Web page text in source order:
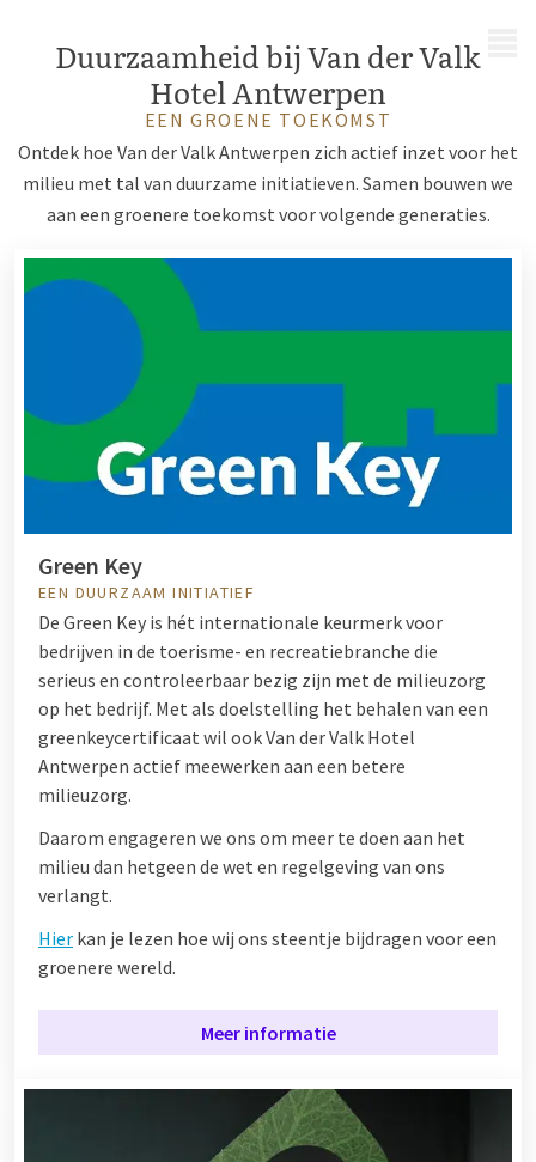
Duurzaamheid bij Van der Valk
Hotel Antwerpen
EEN GROENE TOEKOMST
Ontdek hoe Van der Valk Antwerpen zich actief inzet voor het
milieu met tal van duurzame initiatieven. Samen bouwen we
aan een groenere toekomst voor volgende generaties.
Green Key
EEN DUURZAAM INITIATIEF
De Green Key is hét internationale keurmerk voor
bedrijven in de toerisme- en recreatiebranche die
serieus en controleerbaar bezig zijn met de milieuzorg
op het bedrijf. Met als doelstelling het behalen van een
greenkeycertificaat wil ook Van der Valk Hotel
Antwerpen actief meewerken aan een betere
milieuzorg.
Daarom engageren we ons om meer te doen aan het
milieu dan hetgeen de wet en regelgeving van ons
verlangt.
Hier kan je lezen hoe wij ons steentje bijdragen voor een
groenere wereld.
Meer informatie